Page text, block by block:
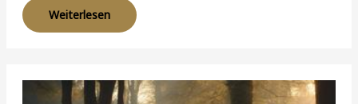
Weiterlesen